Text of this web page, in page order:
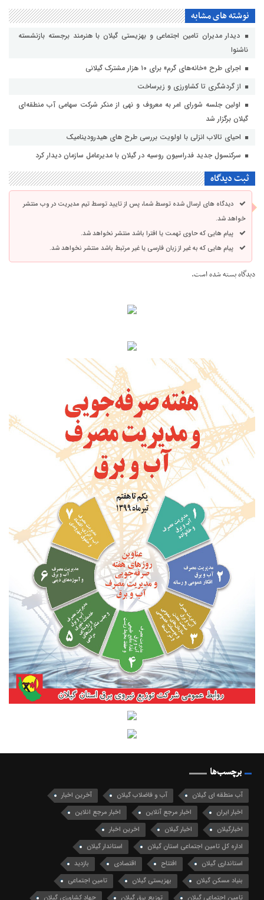
نوشته های مشابه
دیدار مدیران تامین اجتماعی و بهزیستی گیلان با هنرمند برجسته بازنشسته
ناشنوا
اجرای طرح «خانه‌های گرم» برای ۱۰ هزار مشترک گیلانی
از گردشگری تا کشاورزی و زیرساخت
اولین جلسه شورای امر به معروف و نهی از منکر شرکت سهامی آب منطقه‌ای
گیلان برگزار شد
احیای تالاب انزلی با اولویت بررسی طرح های هیدرودینامیک
سرکنسول جدید فدراسیون روسیه در گیلان با مدیرعامل سازمان دیدار کرد
ثبت دیدگاه
دیدگاه های ارسال شده توسط شما، پس از تایید توسط تیم مدیریت در وب منتشر
خواهد شد.
پیام هایی که حاوی تهمت یا افترا باشد منتشر نخواهد شد.
پیام هایی که به غیر از زبان فارسی یا غیر مرتبط باشد منتشر نخواهد شد.
دیدگاه بسته شده است.
برچسب‌ها
آب منطقه ای گیلان آب و فاضلاب گیلان
آخرین اخبار
اخبار ایران
اخبار مرجع آنلاین
اخبار مرجع انلاین
اخبارگیلان
اخبار گیلان
اخرین اخبار
اداره کل تامین اجتماعی استان گیلان
استاندار گیلان
استانداری گیلان
افتتاح اقتصادی
بازدید
بنیاد مسکن گیلان
بهزیستی گیلان
تامین اجتماعی
تامین اجتماعی گیلان
توزیع برق گیلان جهاد کشاورزی گیلان